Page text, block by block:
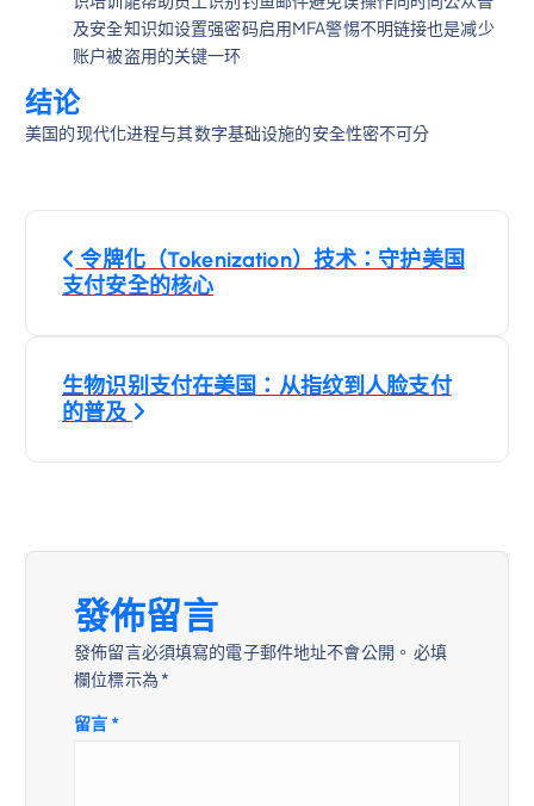
及安全知识如设置强密码启用MFA警惕不明链接也是减少
账户被盗用的关键一环
结论
美国的现代化进程与其数字基础设施的安全性密不可分
文
章
覽
令牌化（Tokenization）技术：守护美国
支付安全的核心
生物识别支付在美国：从指纹到人脸支付
的普及
發佈留言
發佈留言必須填寫的電子郵件地址不會公開。 必填
欄位標示為 *
留言 *